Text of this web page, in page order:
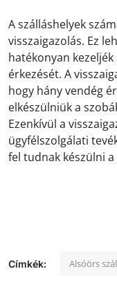
A szálláshelyek
visszaigazolás. Ez
hatékonyan
érkezését. A
hogy hány vendég
elkészülniük a
Ezenkívül a
ügyfélszolgálati
fel tudnak készülni
Címkék: Alsóörs